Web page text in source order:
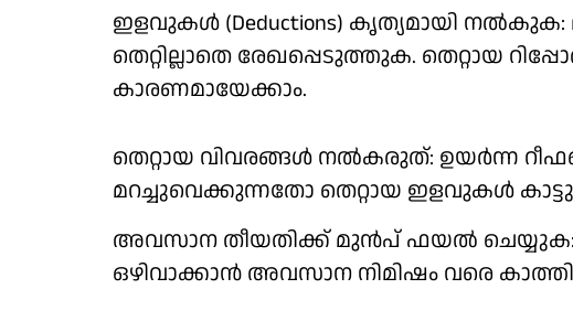
ഇളവുകൾ (Deductions) കൃത്യമായി
തെറ്റില്ലാതെ രേഖപ്പെടുത്തുക. തെറ്റായ
കാരണമായേക്കാം.
തെറ്റായ വിവരങ്ങൾ നൽകരുത്: ഉയർന്ന
മറച്ചുവെക്കുന്നതോ തെറ്റായ ഇളവുകൾ
അവസാന തീയതിക്ക് മുൻപ് ഫയൽ ചെയ്യുക:
ഒഴിവാക്കാൻ അവസാന നിമിഷം വരെ